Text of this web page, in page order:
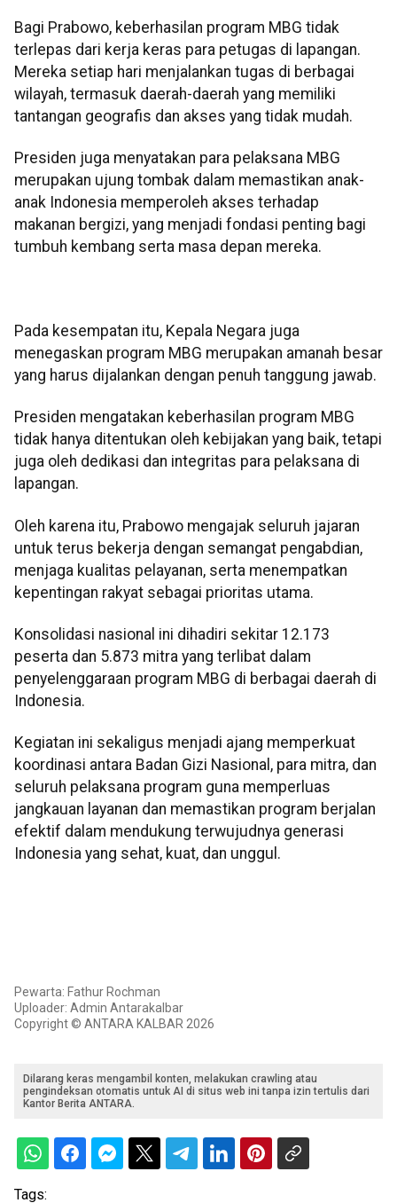
Bagi Prabowo, keberhasilan program MBG tidak
terlepas dari kerja keras para petugas di lapangan.
Mereka setiap hari menjalankan tugas di berbagai
wilayah, termasuk daerah-daerah yang memiliki
tantangan geografis dan akses yang tidak mudah.
Presiden juga menyatakan para pelaksana MBG
merupakan ujung tombak dalam memastikan anak-
anak Indonesia memperoleh akses terhadap
makanan bergizi, yang menjadi fondasi penting bagi
tumbuh kembang serta masa depan mereka.
Pada kesempatan itu, Kepala Negara juga
menegaskan program MBG merupakan amanah besar
yang harus dijalankan dengan penuh tanggung jawab.
Presiden mengatakan keberhasilan program MBG
tidak hanya ditentukan oleh kebijakan yang baik, tetapi
juga oleh dedikasi dan integritas para pelaksana di
lapangan.
Oleh karena itu, Prabowo mengajak seluruh jajaran
untuk terus bekerja dengan semangat pengabdian,
menjaga kualitas pelayanan, serta menempatkan
kepentingan rakyat sebagai prioritas utama.
Konsolidasi nasional ini dihadiri sekitar 12.173
peserta dan 5.873 mitra yang terlibat dalam
penyelenggaraan program MBG di berbagai daerah di
Indonesia.
Kegiatan ini sekaligus menjadi ajang memperkuat
koordinasi antara Badan Gizi Nasional, para mitra, dan
seluruh pelaksana program guna memperluas
jangkauan layanan dan memastikan program berjalan
efektif dalam mendukung terwujudnya generasi
Indonesia yang sehat, kuat, dan unggul.
Pewarta: Fathur Rochman
Uploader: Admin Antarakalbar
Copyright © ANTARA KALBAR 2026
Dilarang keras mengambil konten, melakukan crawling atau
pengindeksan otomatis untuk AI di situs web ini tanpa izin tertulis dari
Kantor Berita ANTARA.
Tags: